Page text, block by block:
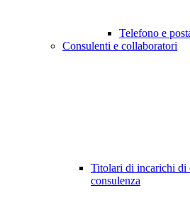
Telefono e
Consulenti e collaboratori
Titolari di incarichi di
consulenza